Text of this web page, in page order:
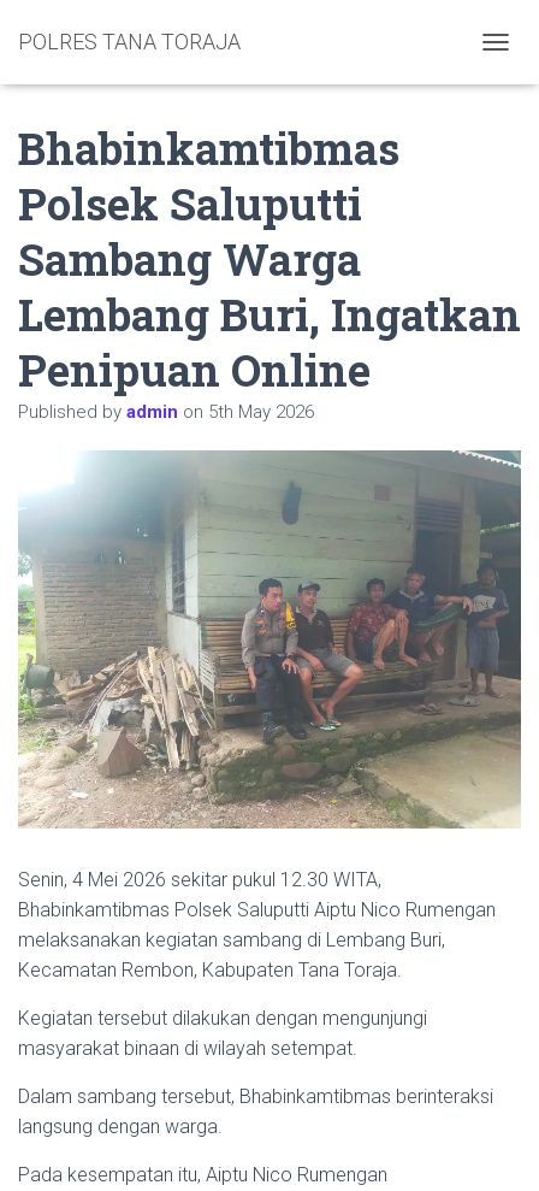
POLRES TANA TORAJA
Bhabinkamtibmas
Polsek Saluputti
Sambang Warga
Lembang Buri, Ingatkan
Penipuan Online
Published by admin on 5th May 2026
Senin, 4 Mei 2026 sekitar pukul 12.30 WITA,
Bhabinkamtibmas Polsek Saluputti Aiptu Nico Rumengan
melaksanakan kegiatan sambang di Lembang Buri,
Kecamatan Rembon, Kabupaten Tana Toraja.
Kegiatan tersebut dilakukan dengan mengunjungi
masyarakat binaan di wilayah setempat.
Dalam sambang tersebut, Bhabinkamtibmas berinteraksi
langsung dengan warga.
Pada kesempatan itu, Aiptu Nico Rumengan